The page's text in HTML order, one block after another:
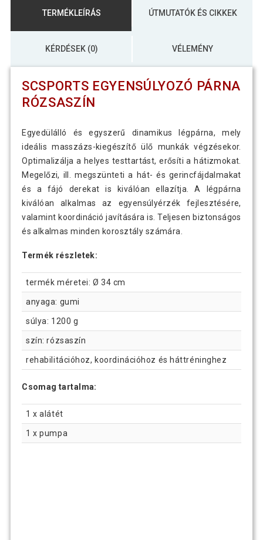
TERMÉKLEÍRÁS ÚTMUTATÓK ÉS CIKKEK
KÉRDÉSEK (0) VÉLEMÉNY
SCSPORTS EGYENSÚLYOZÓ PÁRNA
RÓZSASZÍN
Egyedülálló és egyszerű dinamikus légpárna, mely
ideális masszázs-kiegészítő ülő munkák végzésekor.
Optimalizálja a helyes testtartást, erősíti a hátizmokat.
Megelőzi, ill. megszünteti a hát- és gerincfájdalmakat
és a fájó derekat is kiválóan ellazítja. A légpárna
kiválóan alkalmas az egyensúlyérzék fejlesztésére,
valamint koordináció javítására is. Teljesen biztonságos
és alkalmas minden korosztály számára.
Termék részletek:
termék méretei: Ø 34 cm
anyaga: gumi
súlya: 1200 g
szín: rózsaszín
rehabilitációhoz, koordinációhoz és háttréninghez
Csomag tartalma:
1 x alátét
1 x pumpa